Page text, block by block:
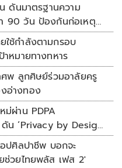
ดันมาตรฐานความ
90 วัน ป้องกันก่อเหตุ
ใช้กำลังตามกรอบ
าหมายทางทหาร
ศพ ลูกศิษย์ร่วมอาลัยครู
อ่างทอง
ม่ผ่าน PDPA
น ‘Privacy by Design
รองข้อมูลส่วนบุคคลที่
ปศิลปาชีพ บอกจะ
ช่วยไทยพลัส เฟส 2'